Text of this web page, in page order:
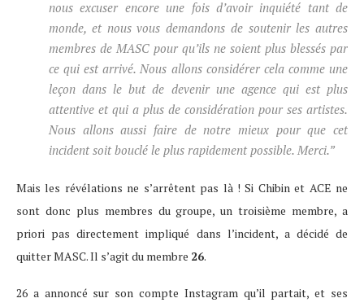
nous excuser encore une fois d’avoir inquiété tant de
monde, et nous vous demandons de soutenir les autres
membres de MASC pour qu’ils ne soient plus blessés par
ce qui est arrivé. Nous allons considérer cela comme une
leçon dans le but de devenir une agence qui est plus
attentive et qui a plus de considération pour ses artistes.
Nous allons aussi faire de notre mieux pour que cet
incident soit bouclé le plus rapidement possible. Merci.”
Mais les révélations ne s’arrêtent pas là ! Si Chibin et ACE ne
sont donc plus membres du groupe, un troisième membre, a
priori pas directement impliqué dans l’incident, a décidé de
quitter MASC. Il s’agit du membre 26.
26 a annoncé sur son compte Instagram qu’il partait, et ses